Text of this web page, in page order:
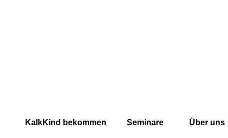
KalkKind bekommen Seminare Über uns